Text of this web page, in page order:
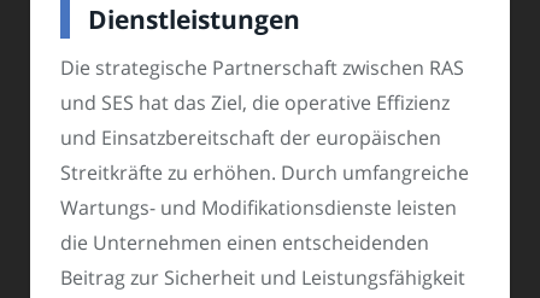
Dienstleistungen
Die strategische Partnerschaft zwischen RAS
und SES hat das Ziel, die operative Effizienz
und Einsatzbereitschaft der europäischen
Streitkräfte zu erhöhen. Durch umfangreiche
Wartungs- und Modifikationsdienste leisten
die Unternehmen einen entscheidenden
Beitrag zur Sicherheit und Leistungsfähigkeit